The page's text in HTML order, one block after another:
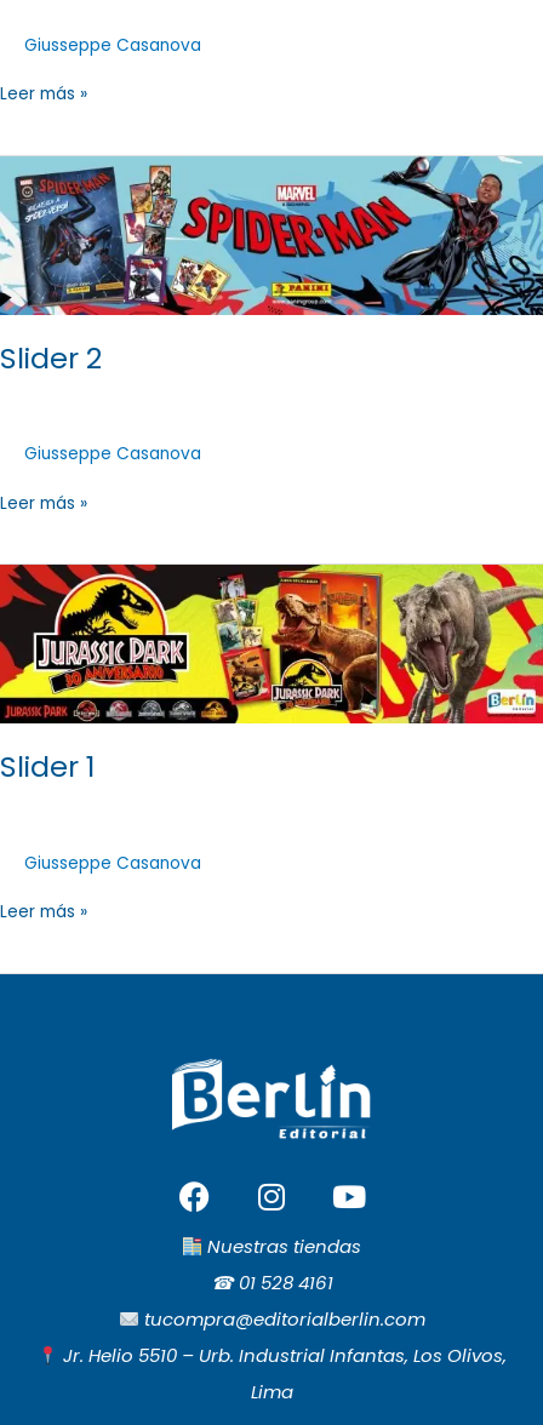
Giusseppe Casanova
Leer más »
Slider 2
Giusseppe Casanova
Leer más »
Slider 1
Giusseppe Casanova
Slider
1
Leer más »
F
a
c
b
o
o
I
n
s
t
a
g
r
a
Y
o
u
u
b
e
Nuestras tiendas
☎︎01 528 4161
tucompra@editorialberlin.com
Jr. Helio 5510 – Urb. Industrial Infantas, Los Olivos,
Lima